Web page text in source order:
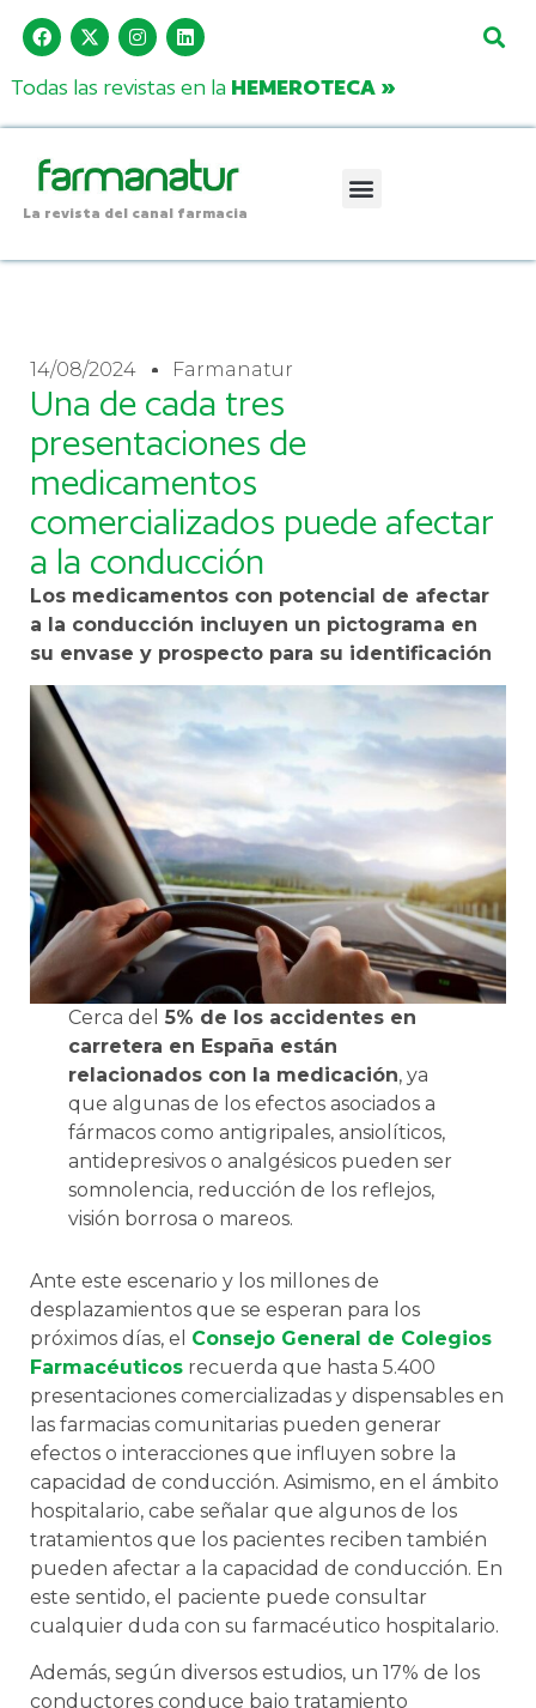
Todas las revistas en la HEMEROTECA »
La revista del canal farmacia
14/08/2024 Farmanatur
Una de cada tres
presentaciones de
medicamentos
comercializados puede afectar
a la conducción
Los medicamentos con potencial de afectar
a la conducción incluyen un pictograma en
su envase y prospecto para su identificación
Cerca del 5% de los accidentes en
carretera en España están
relacionados con la medicación, ya
que algunas de los efectos asociados a
fármacos como antigripales, ansiolíticos,
antidepresivos o analgésicos pueden ser
somnolencia, reducción de los reflejos,
visión borrosa o mareos.
Ante este escenario y los millones de
desplazamientos que se esperan para los
próximos días, el Consejo General de Colegios
Farmacéuticos recuerda que hasta 5.400
presentaciones comercializadas y dispensables en
las farmacias comunitarias pueden generar
efectos o interacciones que influyen sobre la
capacidad de conducción. Asimismo, en el ámbito
hospitalario, cabe señalar que algunos de los
tratamientos que los pacientes reciben también
pueden afectar a la capacidad de conducción. En
este sentido, el paciente puede consultar
cualquier duda con su farmacéutico hospitalario.
Además, según diversos estudios, un 17% de los
conductores conduce bajo tratamiento